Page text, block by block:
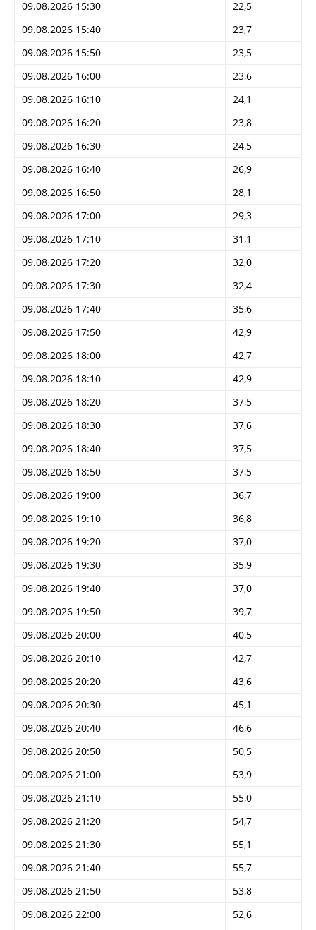
09.08.2026 15:30
22,5
09.08.2026 15:40
23,7
09.08.2026 15:50
23,5
09.08.2026 16:00
23,6
09.08.2026 16:10
24,1
09.08.2026 16:20
23,8
09.08.2026 16:30
24,5
09.08.2026 16:40
26,9
09.08.2026 16:50
28,1
09.08.2026 17:00
29,3
09.08.2026 17:10
31,1
09.08.2026 17:20
32,0
09.08.2026 17:30
32,4
09.08.2026 17:40
35,6
09.08.2026 17:50
42,9
09.08.2026 18:00
42,7
09.08.2026 18:10
42,9
09.08.2026 18:20
37,5
09.08.2026 18:30
37,6
09.08.2026 18:40
37,5
09.08.2026 18:50
37,5
09.08.2026 19:00
36,7
09.08.2026 19:10
36,8
09.08.2026 19:20
37,0
09.08.2026 19:30
35,9
09.08.2026 19:40
37,0
09.08.2026 19:50
39,7
09.08.2026 20:00
40,5
09.08.2026 20:10
42,7
09.08.2026 20:20
43,6
09.08.2026 20:30
45,1
09.08.2026 20:40
46,6
09.08.2026 20:50
50,5
09.08.2026 21:00
53,9
09.08.2026 21:10
55,0
09.08.2026 21:20
54,7
09.08.2026 21:30
55,1
09.08.2026 21:40
55,7
09.08.2026 21:50
53,8
09.08.2026 22:00
52,6